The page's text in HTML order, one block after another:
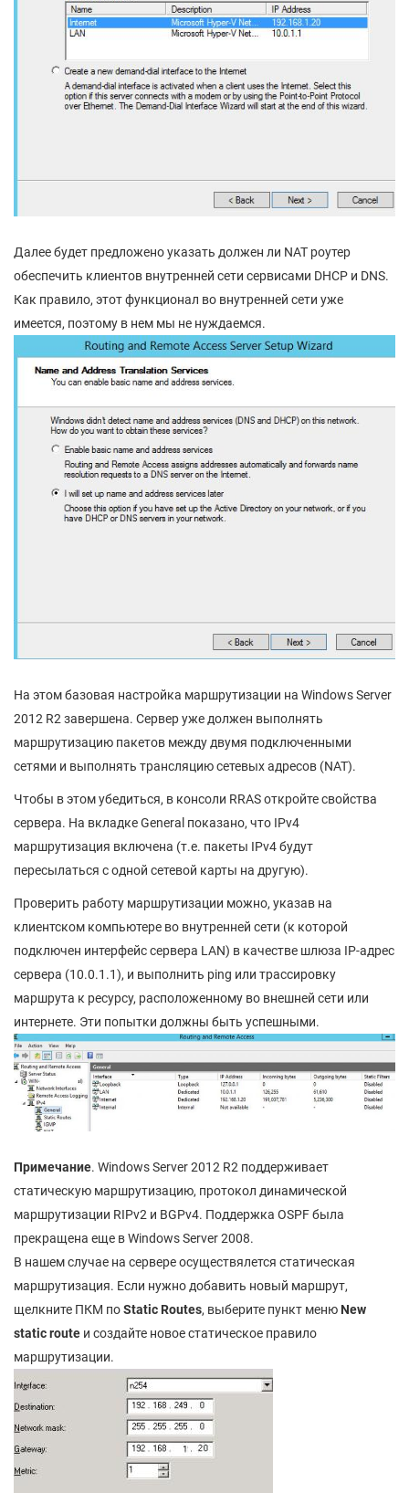
Далее будет предложено указать должен ли NAT роутер
обеспечить клиентов внутренней сети сервисами DHCP и DNS.
Как правило, этот функционал во внутренней сети уже
имеется, поэтому в нем мы не нуждаемся.
На этом базовая настройка маршрутизации на Windows Server
2012 R2 завершена. Сервер уже должен выполнять
маршрутизацию пакетов между двумя подключенными
сетями и выполнять трансляцию сетевых адресов (NAT).
Чтобы в этом убедиться, в консоли RRAS откройте свойства
сервера. На вкладке General показано, что IPv4
маршрутизация включена (т.е. пакеты IPv4 будут
пересылаться с одной сетевой карты на другую).
Проверить работу маршрутизации можно, указав на
клиентском компьютере во внутренней сети (к которой
подключен интерфейс сервера LAN) в качестве шлюза IP-адрес
сервера (10.0.1.1), и выполнить ping или трассировку
маршрута к ресурсу, расположенному во внешней сети или
интернете. Эти попытки должны быть успешными.
Примечание. Windows Server 2012 R2 поддерживает
статическую маршрутизацию, протокол динамической
маршрутизации RIPv2 и BGPv4. Поддержка OSPF была
прекращена еще в Windows Server 2008.
В нашем случае на сервере осуществялется статическая
маршрутизация. Если нужно добавить новый маршрут,
щелкните ПКМ поStatic Routes, выберите пункт меню New
static route и создайте новое статическое правило
маршрутизации.